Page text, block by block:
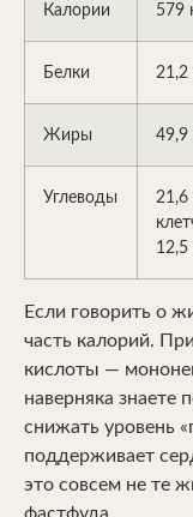
Калории 579
Белки 21,2
Жиры 49,9
Углеводы
21,6
12,5
Если говорить о
часть калорий.
кислоты —
наверняка знаете
снижать уровень
поддерживает
это совсем не те